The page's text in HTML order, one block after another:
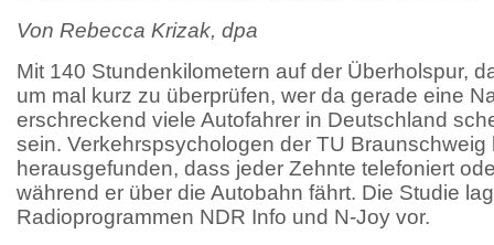
Von Rebecca Krizak, dpa
Mit 140 Stundenkilometern auf der Überholspur,
um mal kurz zu überprüfen, wer da gerade eine
erschreckend viele Autofahrer in Deutschland
sein. Verkehrspsychologen der TU Braunschweig
herausgefunden, dass jeder Zehnte telefoniert
während er über die Autobahn fährt. Die Studie
Radioprogrammen NDR Info und N-Joy vor.